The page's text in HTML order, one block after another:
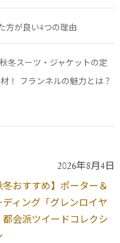
方が良い4つの理由
秋冬スーツ・ジャケットの定
！ フランネルの魅力とは？
2026年8月4日
冬おすすめ】ポーター＆
ディング「グレンロイヤ
都会派ツイードコレクシ